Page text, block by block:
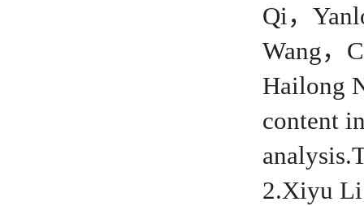
Qi，
Wang，
Hailong
content
2.Xiyu Li